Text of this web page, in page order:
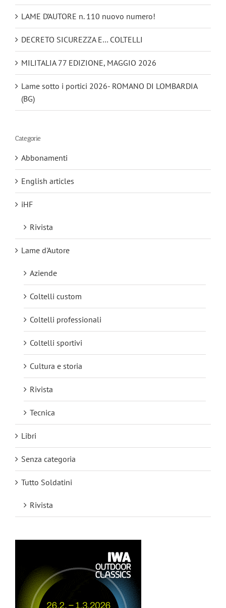
LAME D’AUTORE n. 110 nuovo numero!
DECRETO SICUREZZA E… COLTELLI
MILITALIA 77 EDIZIONE, MAGGIO 2026
Lame sotto i portici 2026- ROMANO DI LOMBARDIA
(BG)
Categorie
Abbonamenti
English articles
iHF
Rivista
Lame d'Autore
Aziende
Coltelli custom
Coltelli professionali
Coltelli sportivi
Cultura e storia
Rivista
Tecnica
Libri
Senza categoria
Tutto Soldatini
Rivista